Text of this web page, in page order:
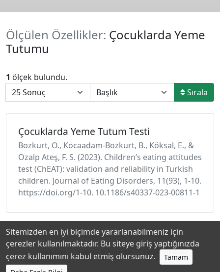
Ölçülen Özellikler: Çocuklarda Yeme
Tutumu
1 ölçek bulundu.
Sırala
Çocuklarda Yeme Tutum Testi
Bozkurt, O., Kocaadam-Bozkurt, B., Köksal, E., &
Özalp Ateş, F. S. (2023). Children’s eating attitudes
test (ChEAT): validation and reliability in Turkish
children. Journal of Eating Disorders, 11(93), 1-10.
https://doi.org/1-10. 10.1186/s40337-023-00811-1
Hakkında Katkıda Bulunanlar Gizlilik Politikası
Sitemizden en iyi biçimde yararlanabilmeniz için
çerezler kullanılmaktadır. Bu siteye giriş yaptığınızda
çerez kullanımını kabul etmiş olursunuz.
Tamam